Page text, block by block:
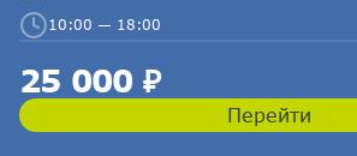
10:00 — 18:00
25 000 ₽
Перейти